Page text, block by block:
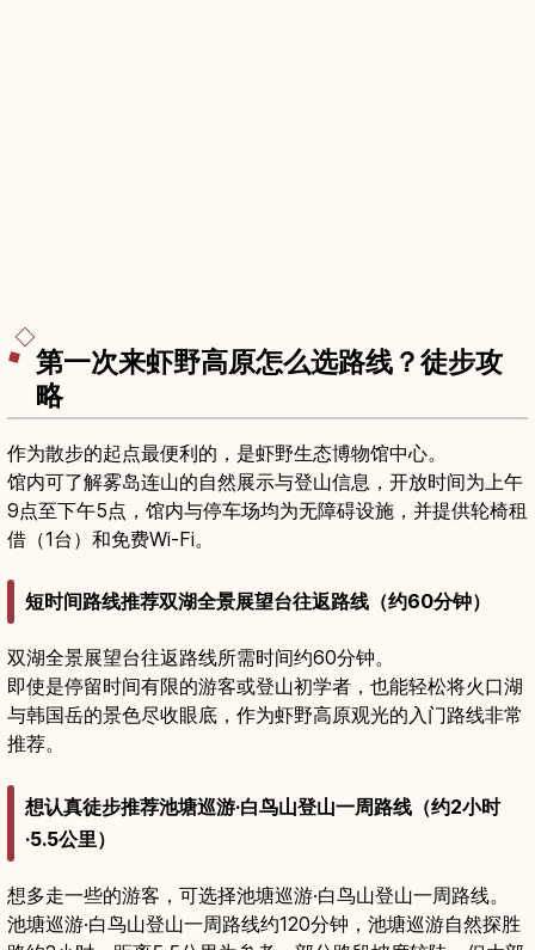
第一次来虾野高原怎么选路线？徒步攻
略
作为散步的起点最便利的，是虾野生态博物馆中心。
馆内可了解雾岛连山的自然展示与登山信息，开放时间为上午
9点至下午5点，馆内与停车场均为无障碍设施，并提供轮椅租
借（1台）和免费Wi-Fi。
短时间路线推荐双湖全景展望台往返路线（约60分钟）
双湖全景展望台往返路线所需时间约60分钟。
即使是停留时间有限的游客或登山初学者，也能轻松将火口湖
与韩国岳的景色尽收眼底，作为虾野高原观光的入门路线非常
推荐。
想认真徒步推荐池塘巡游·白鸟山登山一周路线（约2小时
·5.5公里）
想多走一些的游客，可选择池塘巡游·白鸟山登山一周路线。
池塘巡游·白鸟山登山一周路线约120分钟，池塘巡游自然探胜